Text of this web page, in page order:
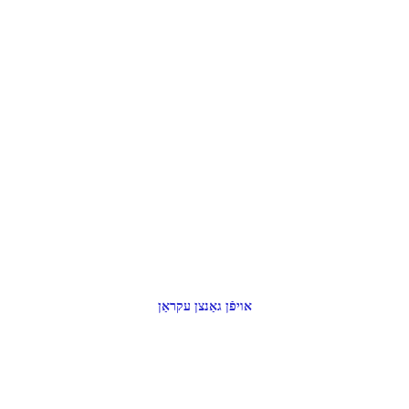
אויפֿן גאַנצן עקראַן